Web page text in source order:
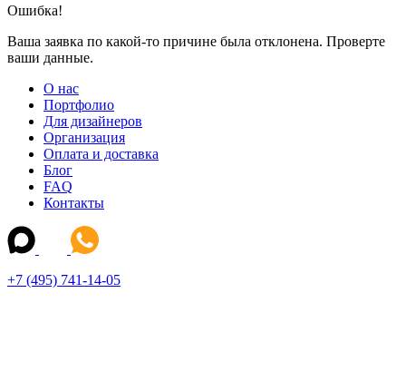
Ошибка!
Ваша заявка по какой-то причине была отклонена. Проверте
ваши данные.
О нас
Портфолио
Для дизайнеров
Организация
Оплата и доставка
Блог
FAQ
Контакты
+7 (495) 741-14-05